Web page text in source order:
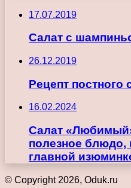
17.07.2019
Салат с
26.12.2019
Рецепт постного
16.02.2024
Салат
полезное блюдо,
главной
© Copyright 2026, Oduk.ru